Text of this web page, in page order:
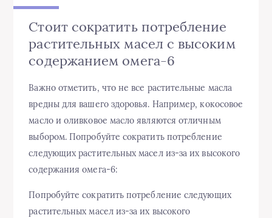
Стоит сократить потребление
растительных масел с высоким
содержанием омега-6
Важно отметить, что не все растительные масла
вредны для вашего здоровья. Например, кокосовое
масло и оливковое масло являются отличным
выбором. Попробуйте сократить потребление
следующих растительных масел из-за их высокого
содержания омега-6:
Попробуйте сократить потребление следующих
растительных масел из-за их высокого